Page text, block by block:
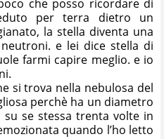
che posso ricordare di
per terra dietro un
la stella diventa una
e lei dice stella di
farmi capire meglio. e io
si trova nella nebulosa del
perchè ha un diametro
se stessa trenta volte in
quando l’ho letto